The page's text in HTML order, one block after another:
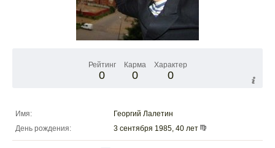
Рейтинг
0
Карма
0
Характер
0
Имя:
Георгий Лалетин
День рождения:
3 сентября 1985, 40 лет